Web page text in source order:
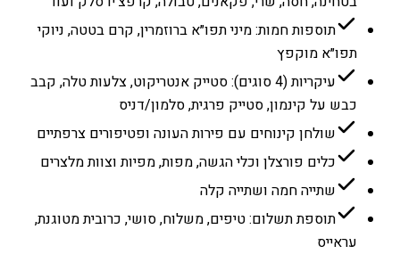
תוספות חמות: מיני תפו״א ברוזמרין, קרם בטטה, ניוקי
תפו״א מוקפץ
עיקריות (4 סוגים): סטייק אנטריקוט, צלעות טלה, קבב
כבש על קינמון, סטייק פרגית, סלמון/דניס
שולחן קינוחים עם פירות העונה ופטיפורים צרפתיים
כלים פורצלן וכלי הגשה, מפות, מפיות וצוות מלצרים
שתייה חמה ושתייה קלה
תוספת תשלום: טיפים, משלוח, סושי, כרובית מטוגנת,
עראייס